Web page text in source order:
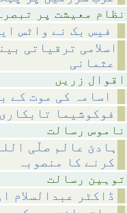
اسلامی ترقیاتی
عثمانی
فوکوشیما
ہادئ عالم صلّی
کرنے کا منصوبہ
ڈاکٹر عبدالسلام